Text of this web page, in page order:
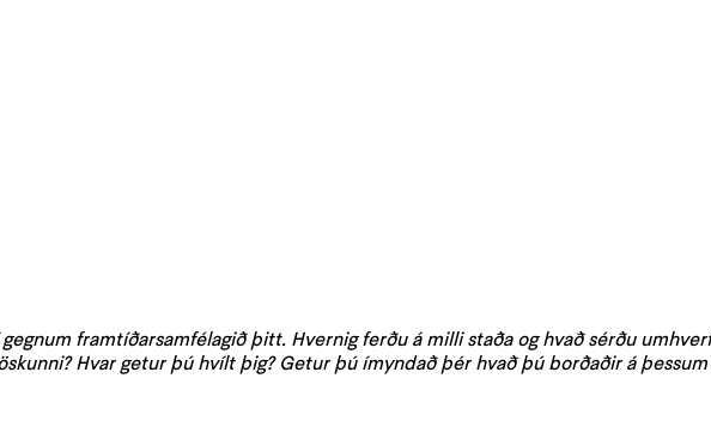
framtíðarsamfélagið þitt. Hvernig ferðu á milli staða og hvað sérðu
Hvar getur þú hvílt þig? Getur þú ímyndað þér hvað þú borðaðir á